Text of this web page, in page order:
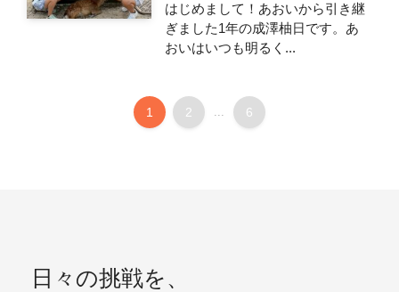
はじめまして！あおいから引き継
ぎました1年の成澤柚日です。あ
おいはいつも明るく...
1 2 ... 6
日々の挑戦を、